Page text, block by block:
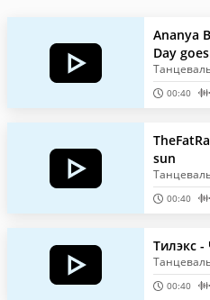
Ananya
Day
00:40
sun
00:40
Тилэкс
00:40